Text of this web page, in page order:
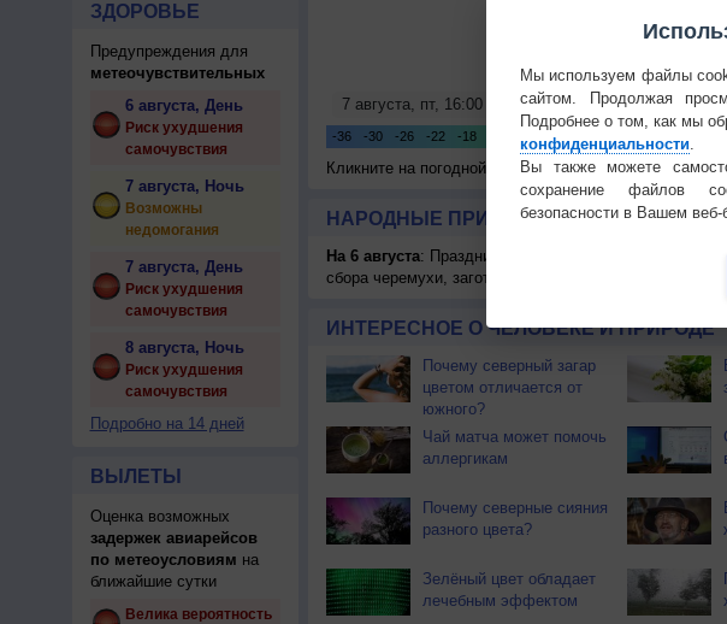
ЗДОРОВЬЕ
Предупреждения для
метеочувствительных
6 августа, День
Риск ухудшения
самочувствия
7 августа, Ночь
Возможны
недомогания
7 августа, День
Риск ухудшения
самочувствия
8 августа, Ночь
Риск ухудшения
самочувствия
Подробно на 14 дней
ВЫЛЕТЫ
Оценка возможных
задержек авиарейсов
по метеоусловиям на
ближайшие сутки
Велика вероятность
Кликните на погодной карте для получения
НАРОДНЫЕ ПРИМЕТЫ И ПРАЗДНИКИ
На 6 августа: Праздник жатвы. Почти повсеместно
сбора черемухи, заготавливают березовые веники.
ИНТЕРЕСНОЕ О ЧЕЛОВЕКЕ И ПРИРОДЕ
Почему северный загар
цветом отличается от
южного?
Чай матча может помочь
аллергикам
Почему северные сияния
разного цвета?
Зелёный цвет обладает
лечебным эффектом
Мы используем файлы
сайтом. Продолжая
Подробнее о том, как мы
конфиденциальности
Вы также можете
сохранение файлов
безопасности в Вашем веб-